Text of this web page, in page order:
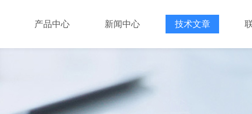
产品中心 新闻中心 技术文章